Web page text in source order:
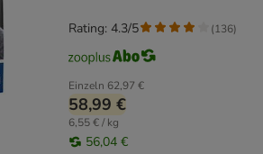
Einzeln 62,97 €
58,99 €
6,55 € / kg
56,04 €
Rating: 4.3/5 (136)